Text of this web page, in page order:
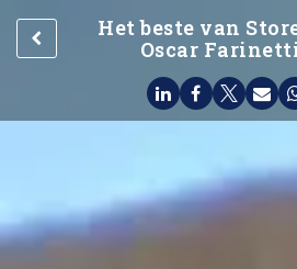
Het beste van
Oscar